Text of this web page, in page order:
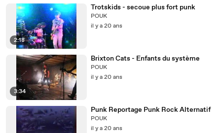
2:18
Trotskids - secoue plus fort punk
POUK
il y a 20 ans
3:34
Brixton Cats - Enfants du système
POUK
il y a 20 ans
Punk Reportage Punk Rock Alternatif
POUK
il y a 20 ans